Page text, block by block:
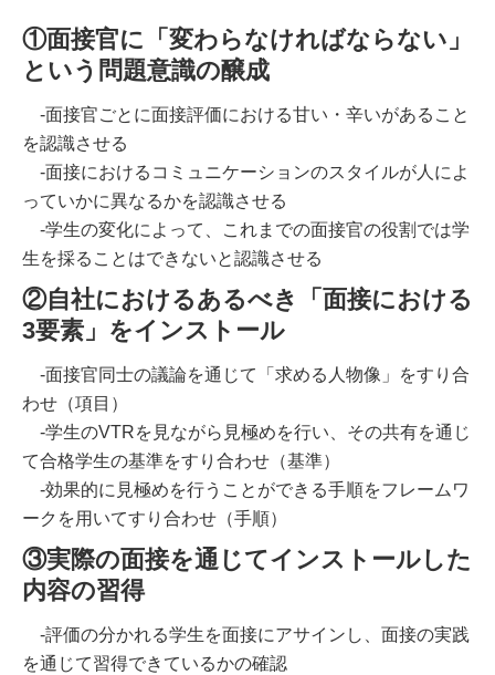
①面接官に「変わらなければならない」
という問題意識の醸成
-面接官ごとに面接評価における甘い・辛いがあること
を認識させる
-面接におけるコミュニケーションのスタイルが人によ
っていかに異なるかを認識させる
-学生の変化によって、これまでの面接官の役割では学
生を採ることはできないと認識させる
②自社におけるあるべき「面接における
3要素」をインストール
-面接官同士の議論を通じて「求める人物像」をすり合
わせ（項目）
-学生のVTRを見ながら見極めを行い、その共有を通じ
て合格学生の基準をすり合わせ（基準）
-効果的に見極めを行うことができる手順をフレームワ
ークを用いてすり合わせ（手順）
③実際の面接を通じてインストールした
内容の習得
-評価の分かれる学生を面接にアサインし、面接の実践
を通じて習得できているかの確認